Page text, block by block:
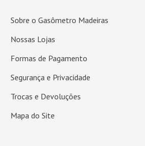
Sobre o Gasômetro Madeiras
Nossas Lojas
Formas de Pagamento
Segurança e Privacidade
Trocas e Devoluções
Mapa do Site